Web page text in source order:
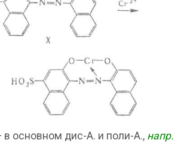
основном дис-А. и поли-А., напр.